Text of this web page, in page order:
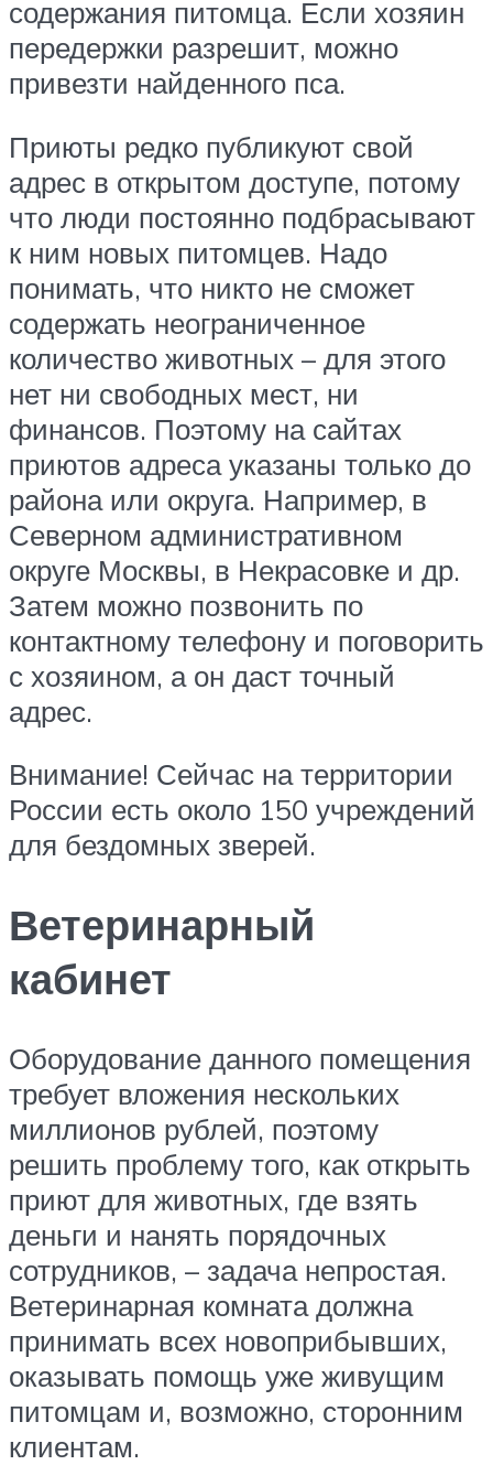
содержания питомца. Если хозяин
передержки разрешит, можно
привезти найденного пса.
Приюты редко публикуют свой
адрес в открытом доступе, потому
что люди постоянно подбрасывают
к ним новых питомцев. Надо
понимать, что никто не сможет
содержать неограниченное
количество животных – для этого
нет ни свободных мест, ни
финансов. Поэтому на сайтах
приютов адреса указаны только до
района или округа. Например, в
Северном административном
округе Москвы, в Некрасовке и др.
Затем можно позвонить по
контактному телефону и поговорить
с хозяином, а он даст точный
адрес.
Внимание! Сейчас на территории
России есть около 150 учреждений
для бездомных зверей.
Ветеринарный
кабинет
Оборудование данного помещения
требует вложения нескольких
миллионов рублей, поэтому
решить проблему того, как открыть
приют для животных, где взять
деньги и нанять порядочных
сотрудников, – задача непростая.
Ветеринарная комната должна
принимать всех новоприбывших,
оказывать помощь уже живущим
питомцам и, возможно, сторонним
клиентам.